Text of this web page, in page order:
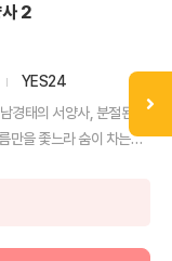
사 2
YES24
경태의 서양사, 분절된 서
만을 좇느라 숨이 차는